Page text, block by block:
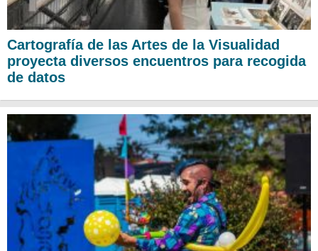
Cartografía de las Artes de la Visualidad
proyecta diversos encuentros para recogida
de datos